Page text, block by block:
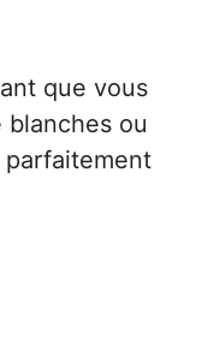
que vous
blanches ou